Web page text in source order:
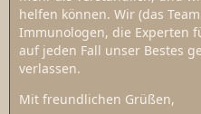
helfen können. Wir (das
Immunologen, die Experten
auf jeden Fall unser Bestes
verlassen.
Mit freundlichen Grüßen,